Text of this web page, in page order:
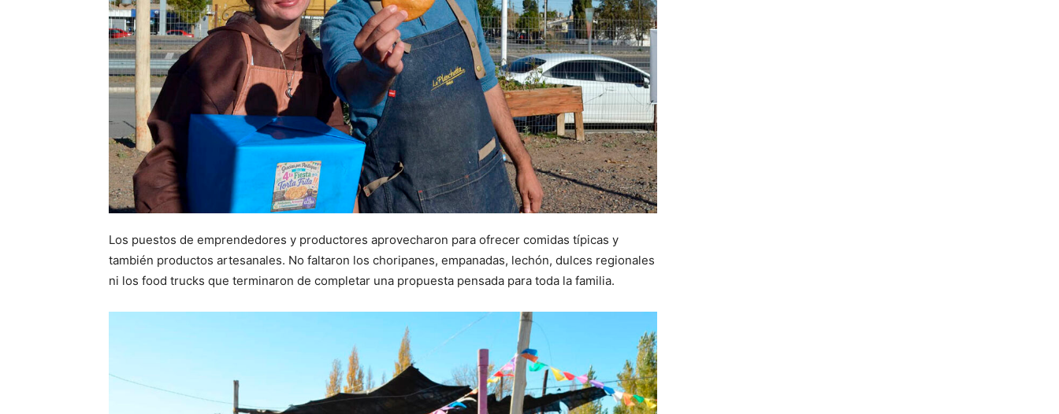
Los puestos de emprendedores y productores aprovecharon para ofrecer comidas típicas y
también productos artesanales. No faltaron los choripanes, empanadas, lechón, dulces regionales
ni los food trucks que terminaron de completar una propuesta pensada para toda la familia.